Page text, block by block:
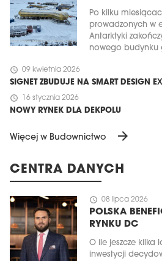
Po kilku
prowadzonych w
Antarktyki
nowego budynku
schedule 09 kwietnia 2026
SIGNET ZBUDUJE NA SMART DESIGN
schedule 16 stycznia 2026
NOWY RYNEK DLA DEKPOLU
Więcej w Budownictwo arrow_forward
CENTRA DANYCH
schedule 08 lipca 2026
POLSKA
RYNKU DC
O ile jeszcze kilka
inwestycji